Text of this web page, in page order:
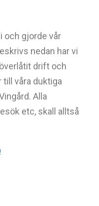
och gjorde vår
nedan har vi
överlåtit drift och
till våra duktiga
Alla
etc, skall alltså